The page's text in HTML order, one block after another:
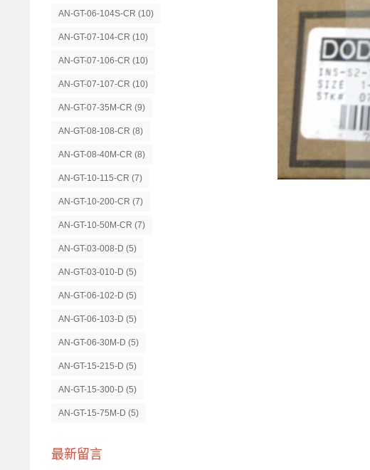
AN-GT-06-104S-CR (10)
AN-GT-07-104-CR (10)
AN-GT-07-106-CR (10)
AN-GT-07-107-CR (10)
AN-GT-07-35M-CR (9)
AN-GT-08-108-CR (8)
AN-GT-08-40M-CR (8)
AN-GT-10-115-CR (7)
AN-GT-10-200-CR (7)
AN-GT-10-50M-CR (7)
AN-GT-03-008-D (5)
AN-GT-03-010-D (5)
AN-GT-06-102-D (5)
AN-GT-06-103-D (5)
AN-GT-06-30M-D (5)
AN-GT-15-215-D (5)
AN-GT-15-300-D (5)
AN-GT-15-75M-D (5)
最新留言